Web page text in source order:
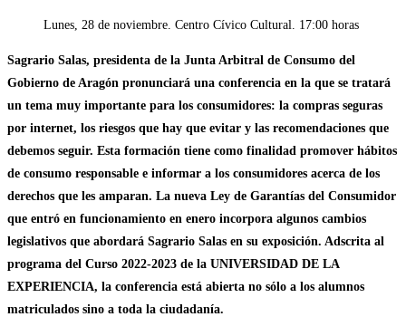
entrada:
la
Lunes, 28 de noviembre. Centro Cívico Cultural. 17:00 horas
Sagrario Salas, presidenta de la Junta Arbitral de Consumo del
Gobierno de Aragón pronunciará una conferencia en la que se tratará
un tema muy importante para los consumidores: la compras seguras
por internet, los riesgos que hay que evitar y las recomendaciones que
debemos seguir. Esta formación tiene como finalidad promover hábitos
de consumo responsable e informar a los consumidores acerca de los
derechos que les amparan. La nueva Ley de Garantías del Consumidor
que entró en funcionamiento en enero incorpora algunos cambios
legislativos que abordará Sagrario Salas en su exposición. Adscrita al
programa del Curso 2022-2023 de la UNIVERSIDAD DE LA
EXPERIENCIA, la conferencia está abierta no sólo a los alumnos
matriculados sino a toda la ciudadanía.